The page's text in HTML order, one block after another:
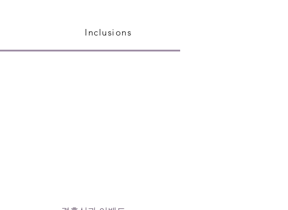
Inclusions